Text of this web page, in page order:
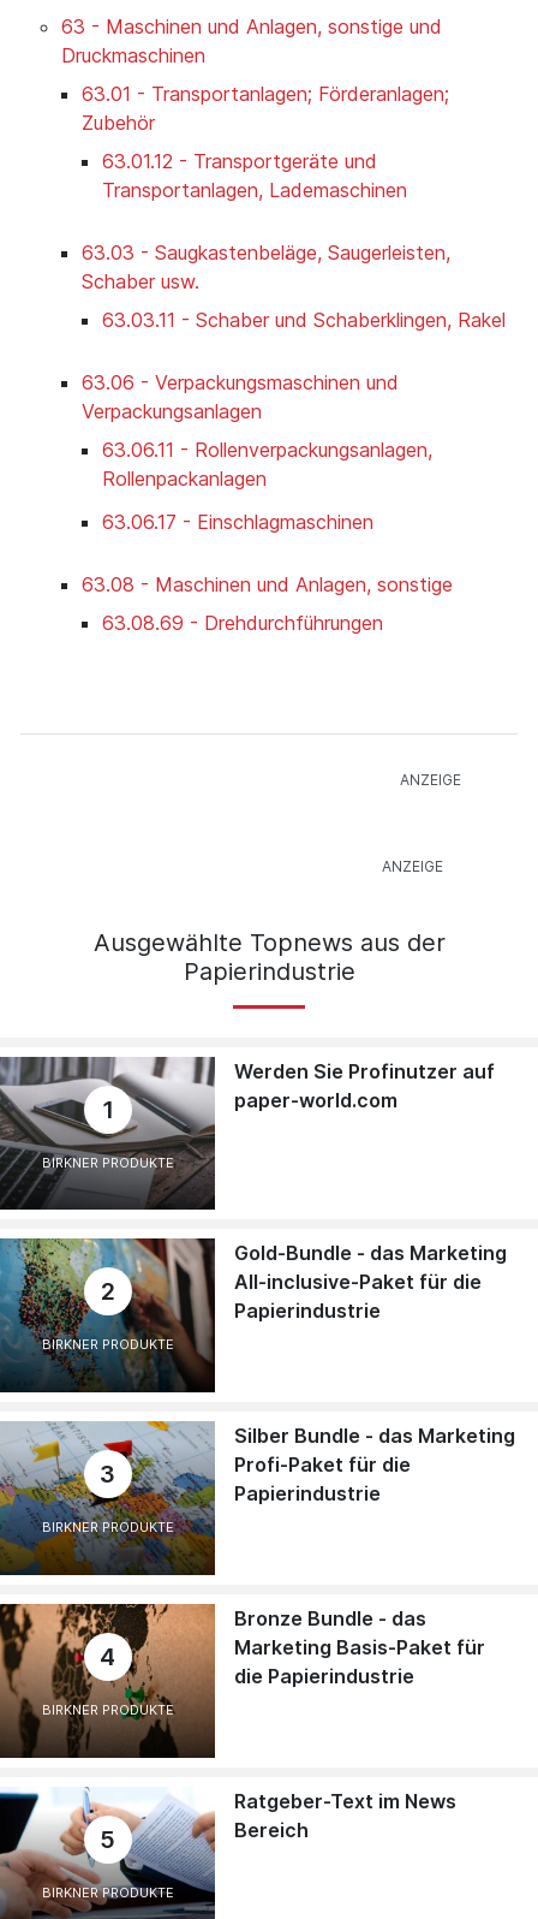
63 - Maschinen und Anlagen, sonstige und
Druckmaschinen
63.01 - Transportanlagen; Förderanlagen;
Zubehör
63.01.12 - Transportgeräte und
Transportanlagen, Lademaschinen
63.03 - Saugkastenbeläge, Saugerleisten,
Schaber usw.
63.03.11 - Schaber und Schaberklingen, Rakel
63.06 - Verpackungsmaschinen und
Verpackungsanlagen
63.06.11 - Rollenverpackungsanlagen,
Rollenpackanlagen
63.06.17 - Einschlagmaschinen
63.08 - Maschinen und Anlagen, sonstige
63.08.69 - Drehdurchführungen
Ausgewählte Topnews aus der
Papierindustrie
1
BIRKNER PRODUKTE
Werden Sie Profinutzer auf
paper-world.com
2
BIRKNER PRODUKTE
Gold-Bundle - das Marketing
All-inclusive-Paket für die
Papierindustrie
3
BIRKNER PRODUKTE
Silber Bundle - das Marketing
Profi-Paket für die
Papierindustrie
4
BIRKNER PRODUKTE
Bronze Bundle - das
Marketing Basis-Paket für
die Papierindustrie
5
BIRKNER PRODUKTE
Ratgeber-Text im News
Bereich